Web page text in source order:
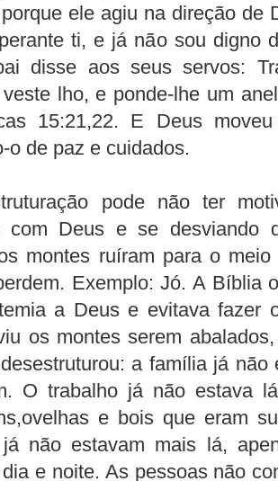
ele agiu na direção de
ti, e já não sou digno
disse aos seus servos:
lho, e ponde-lhe um
15:21,22. E Deus
o de paz e cuidados.
pode não ter
com Deus e se desviando
montes ruíram para o
Exemplo: Jó. A Bíblia
a Deus e evitava fazer
os montes serem
a família já
O trabalho já não estava
e bois que eram
já não estavam mais lá,
e noite. As pessoas não